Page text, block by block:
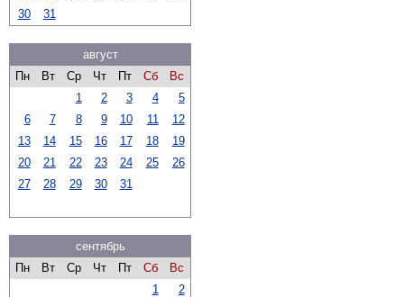
30
31
август
Пн
Вт Ср Чт Пт Сб
Вс
1
2 3 4
5
6
7 8 9 10 11
12
13
14 15 16 17 18
19
20
21 22 23 24 25
26
27
28 29 30 31
сентябрь
Пн
Вт Ср Чт Пт Сб
Вс
1
2